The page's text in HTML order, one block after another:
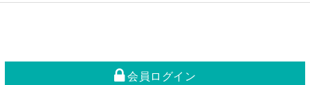
会員ログイン